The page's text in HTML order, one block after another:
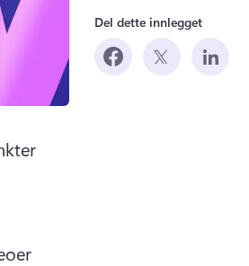
Del dette innlegget